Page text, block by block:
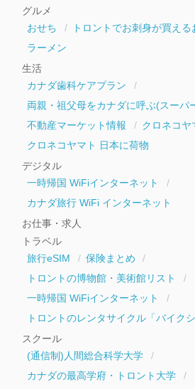
グルメ
おせち
トロントでお刺身が買える
ラーメン
生活
カナダ歯科ケアプラン
両親・祖父母をカナダに呼ぶ(スーパ
不動産マーケット情報
クロネコヤ
クロネコヤマト 日本に荷物
デジタル
一時帰国 WiFiインターネット
カナダ旅行 WiFi インターネット
お仕事・求人
トラベル
旅行eSIM
保険まとめ
トロントの博物館・美術館リスト
一時帰国 WiFiインターネット
トロントのレンタサイクル「バイク
スクール
(通信制)人間総合科学大学
カナダの最高学府・トロント大学